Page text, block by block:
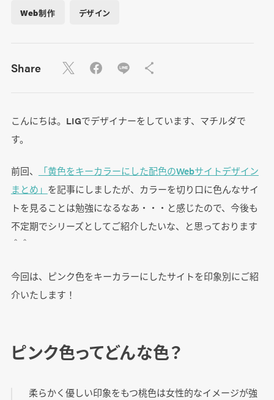
Web制作 デザイン
Share
こんにちは。LIGでデザイナーをしています、マチルダで
す。
前回、
「黄色をキーカラーにした配色のWebサイトデザイン
まとめ」 を記事にしましたが、カラーを切り口に色んなサイ
トを見ることは勉強になるなあ・・・と感じたので、今後も
不定期でシリーズとしてご紹介したいな、と思っております
＾＾
今回は、ピンク色をキーカラーにしたサイトを印象別にご紹
介いたします！
ピンク色ってどんな色？
柔らかく優しい印象をもつ桃色は女性的なイメージが強